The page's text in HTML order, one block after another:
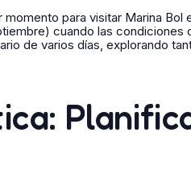
momento para visitar Marina
cuando las condiciones
de varios días, explorando